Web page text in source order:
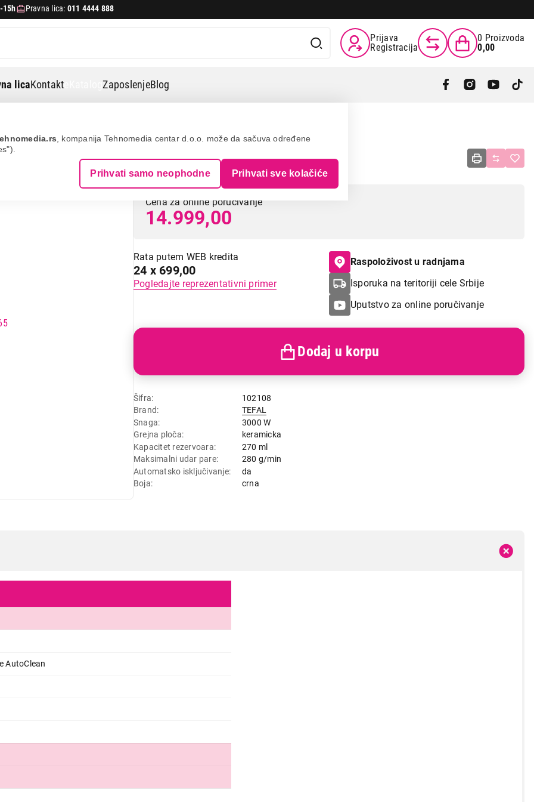
, kompanija Tehnomedia centar d.o.o. može da sačuva određene
Prihvati samo neophodne Prihvati sve kolačiće
15h Pravna lica: 011 4444 888
Prijava
Registracija
0 Proizvoda
0,00
licaKontakt eKatalogZaposlenjeBlog
TEFAL FV8065
Cena za online poručivanje
14.999,00
Rata putem WEB kredita
24 x 699,00
Pogledajte reprezentativni primer
Raspoloživost u radnjama
Isporuka na teritoriji cele Srbije
Uputstvo za online poručivanje
Šifra
102108
Brand
TEFAL
Snaga
3000 W
Grejna ploča
keramicka
Kapacitet rezervoara
270 ml
Maksimalni udar pare
280 g/min
Automatsko isključivanje
da
Boja
crna
Dodaj u korpu
AutoClean
PEGLE